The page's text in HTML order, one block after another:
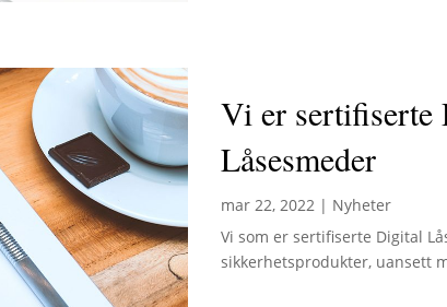
Vi er sertifiserte
Låsesmeder
mar 22, 2022 | Nyheter
Vi som er sertifiserte Digital
sikkerhetsprodukter, uansett